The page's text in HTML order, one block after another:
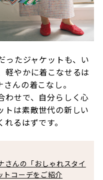
ったジャケットも、い
軽やかに着こなせるは
んの着こなし。
わせで、自分らしく心
トは素敵世代の新しい
るはずです。
さんの「おしゃれスタイ
トコーデをご紹介